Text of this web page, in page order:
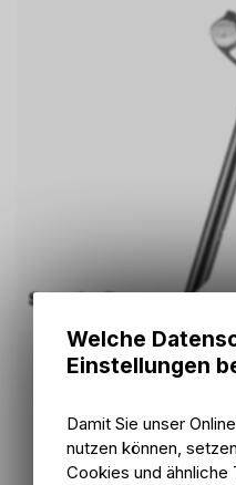
Sattelstützen
Welche
Einstellungen
Damit Sie unser
nutzen können,
Cookies und ähnliche